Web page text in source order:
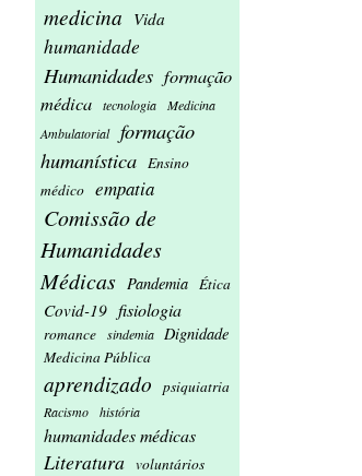
medicina Vida
humanidade
Humanidades formação
médica
tecnologia
Medicina
Ambulatorial
formação
humanística
Ensino
médico empatia
Comissão de
Humanidades
Médicas Pandemia Ética
Covid-19 fisiologia
romance sindemia Dignidade
Medicina Pública
aprendizado psiquiatria
Racismo história
humanidades médicas
Literatura voluntários